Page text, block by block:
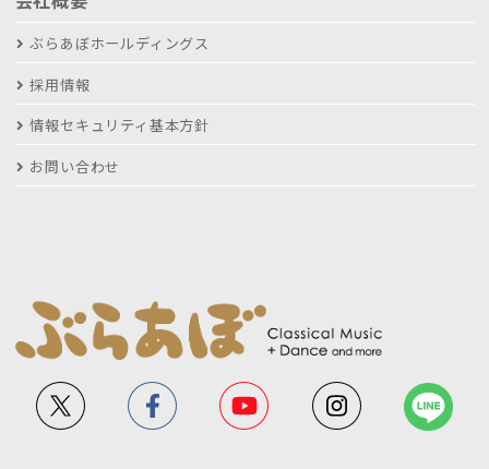
ぶらあぼホールディングス
採用情報
情報セキュリティ基本方針
お問い合わせ